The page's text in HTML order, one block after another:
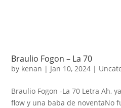
Braulio Fogon – La 70
by kenan | Jan 10, 2024 |
Braulio Fogon -La 70 Letra Ah,
flow y una baba de noventaNo